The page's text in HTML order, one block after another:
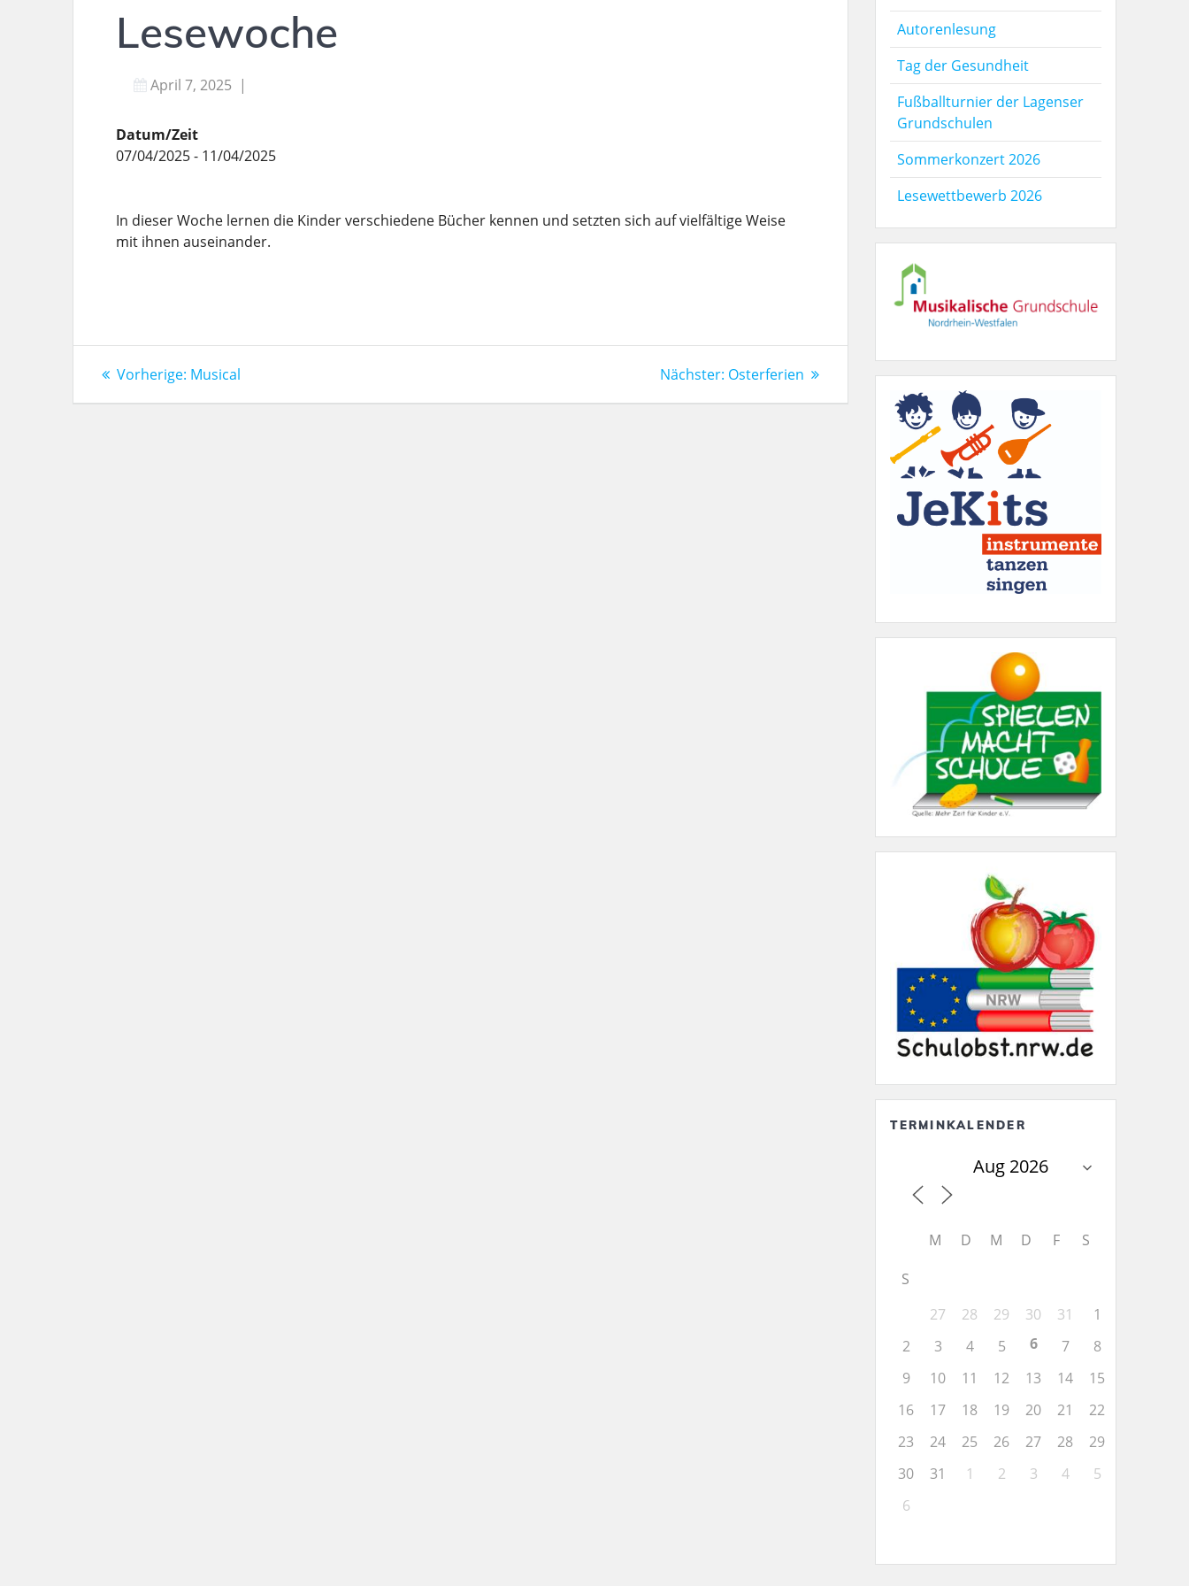
Lesewoche
April 7, 2025 |
Datum/Zeit
07/04/2025 - 11/04/2025
In dieser Woche lernen die Kinder verschiedene Bücher kennen und setzten sich auf vielfältige Weise
mit ihnen auseinander.
Beitragsnavigation
Vorherige: Vorheriger
Musical Nächster: Nächster
Osterferien
Autorenlesung
Tag der Gesundheit
Fußballturnier der Lagenser
Grundschulen
Sommerkonzert 2026
Lesewettbewerb 2026
TERMINKALENDER
M D M D F
S
S
27
28 29 30 31
1
2
3 4 5 6 7
8
9
10 11 12 13 14
15
16
17 18 19 20 21
22
23
24 25 26 27 28
29
30
31 1 2 3 4
5
6